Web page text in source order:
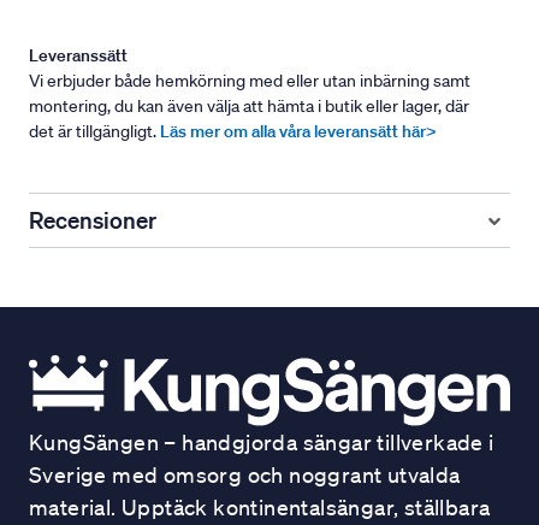
Leveranssätt
Vi erbjuder både hemkörning med eller utan inbärning samt
montering, du kan även välja att hämta i butik eller lager, där
det är tillgängligt. Läs mer om alla våra leveransätt här>
Recensioner
KungSängen – handgjorda sängar tillverkade i
Sverige med omsorg och noggrant utvalda
material. Upptäck kontinentalsängar, ställbara